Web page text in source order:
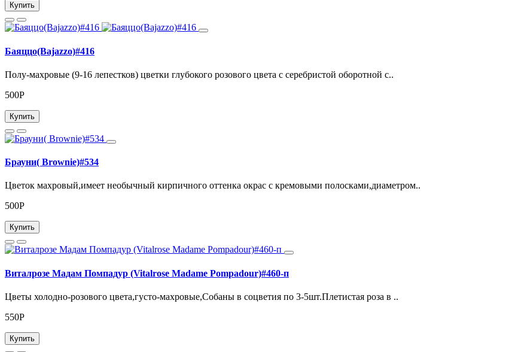
Купить
Баяццо(Bajazzo)#416
Полу-махровые (9-16 лепестков) цветки глубокого розового цвета с серебристой оборотной с..
500Р
Купить
Брауни( Brownie)#534
Цветок махровый,имеет необычный кирпичного оттенка окрас с кремовыми полосками,диаметром..
500Р
Купить
Виталрозе Мадам Помпадур (Vitalrose Madame Pompadour)#460-п
Цветы холодно-розового цвета,густо-махровые,Собаны в соцветия по 3-5шт.Плетистая роза в ..
550Р
Купить